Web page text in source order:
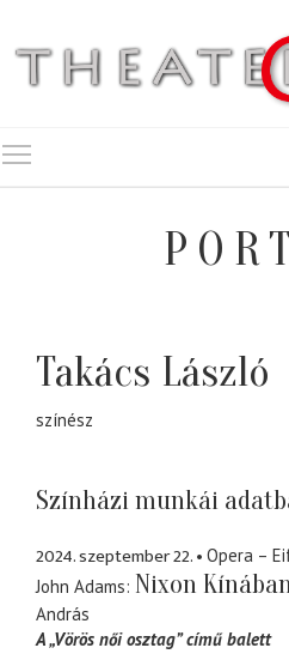
Takács László
színész
Színházi munkái
2024. szeptember 22.
Opera –
John Adams Nixon
András
A „Vörös női osztag” című balett